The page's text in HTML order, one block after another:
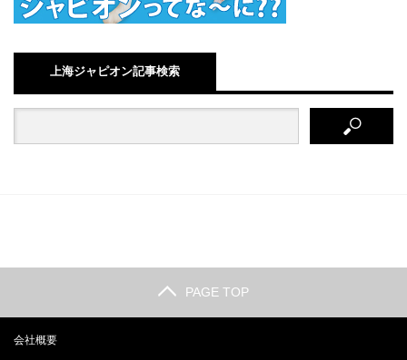
上海ジャピオン記事検索
PAGE TOP
会社概要